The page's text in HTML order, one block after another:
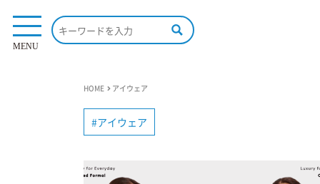
MENU
HOME アイウェア
アイウェア